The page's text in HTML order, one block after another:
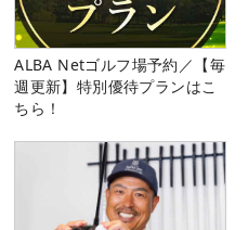
ALBA Netゴルフ場予約／【毎
週更新】特別優待プランはこ
ちら！